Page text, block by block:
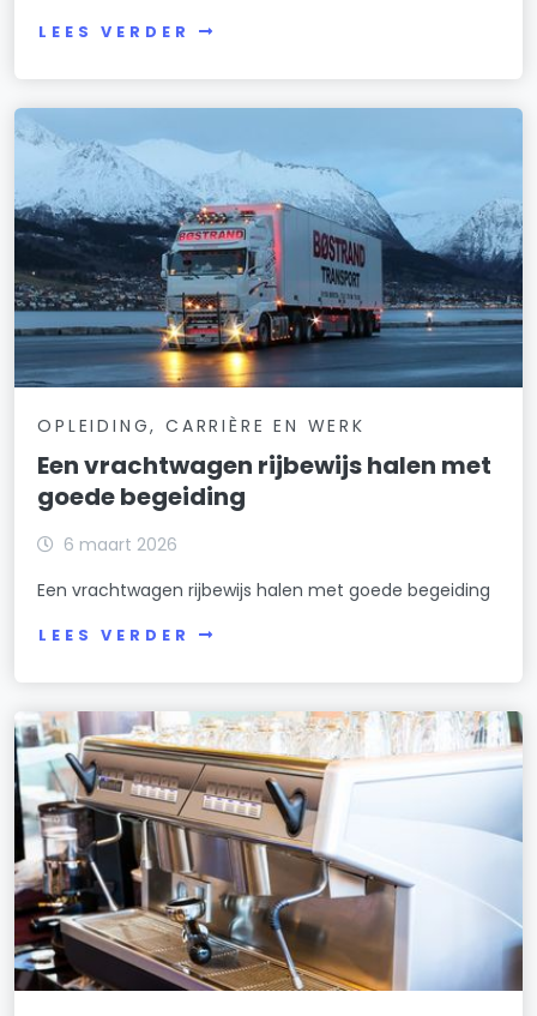
LEES VERDER
OPLEIDING, CARRIÈRE EN WERK
Een vrachtwagen rijbewijs halen met
goede begeiding
6 maart 2026
Een vrachtwagen rijbewijs halen met goede begeiding
LEES VERDER